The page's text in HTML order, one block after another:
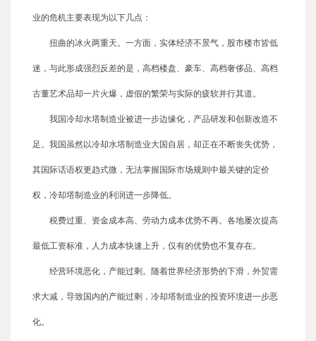
业的危机主要表现为以下几点：
扭曲的冰火两重天。一方面，实体经济不景气，股市楼市皆低
迷，与此形成强烈反差的是，高档楼盘、豪车、高档奢侈品、高档
古董艺术品却一片火爆，虚假的繁荣与实际的疲软并行其道。
我国冷却水塔制造业被进一步边缘化，产品研发和创新改造不
足。我国虽然以冷却水塔制造业大国自居，却正在不断丧失优势，
其国际话语权更趋式微，无法掌握国际市场规则中最关键的定价
权，冷却塔制造业的利润进一步降低。
税费过重、资金成本高、劳动力成本优势不再。各地屡次提高
最低工资标准，人力成本快速上升，仅有的优势也不复存在。
经营环境恶化，产能过剩。随着世界经济形势的下滑，外贸需
求大减，导致国内的产能过剩，冷却塔制造业的投资环境进一步恶
化。